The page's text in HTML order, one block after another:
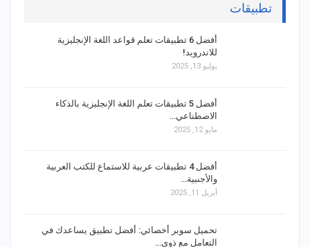
تطبيقات
أفضل 6 تطبيقات تعلم قواعد اللغة الإنجليزية
للاندرويد!
يوليو 13, 2025
أفضل 5 تطبيقات تعلم اللغة الإنجليزية بالذكاء
الاصطناعي…
مايو 12, 2025
أفضل 4 تطبيقات عربية للاستماع للكتب العربية
والأجنبية…
أبريل 11, 2025
تحميل سوبر أخصائي: أفضل تطبيق يساعدك في
التعامل مع ذوي…